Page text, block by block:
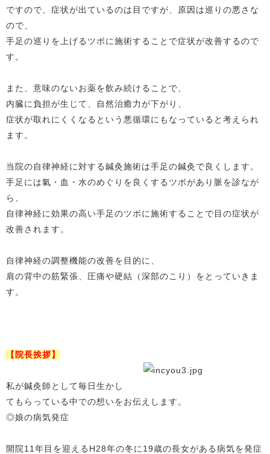
ですので、症状が出ているのは目ですが、原因は巡りの悪さな
ので、
手足の巡りを上げるツボに施術することで症状が改善するので
す。
また、意味のないお薬を飲み続けることで、
内臓に負担が生じて、自然治癒力が下がり、
症状が取れにくくなるという悪循環にもなっていると考えられ
ます。
当院の自律神経に対する鍼灸施術は手足の鍼灸で良くします。
手足には氣・血・水のめぐりを良くするツボがあり脈を診なが
ら、
自律神経に効果の高い手足のツボに施術することで目の症状が
改善されます。
自律神経の調整機能の改善を目的に、
肩の背中の筋緊張、圧痛や硬結（深部のこり）をとっていきま
す。
【院長挨拶】
私が鍼灸師として毎日生かし
てもらっている中での想いをお伝えします。
◎娘の病気発症
開院11年目を迎えるH28年の冬に19歳の長女がある病気を発症